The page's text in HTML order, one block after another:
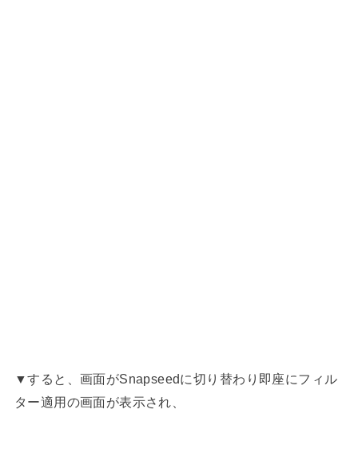
▼すると、画面がSnapseedに切り替わり即座にフィル
ター適用の画面が表示され、